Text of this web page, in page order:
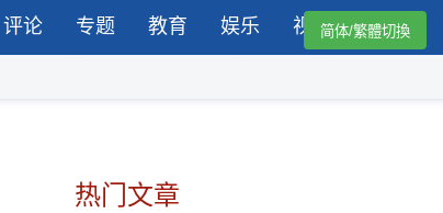
评论 专题 教育 娱乐 视频简体/繁體切換
热门文章